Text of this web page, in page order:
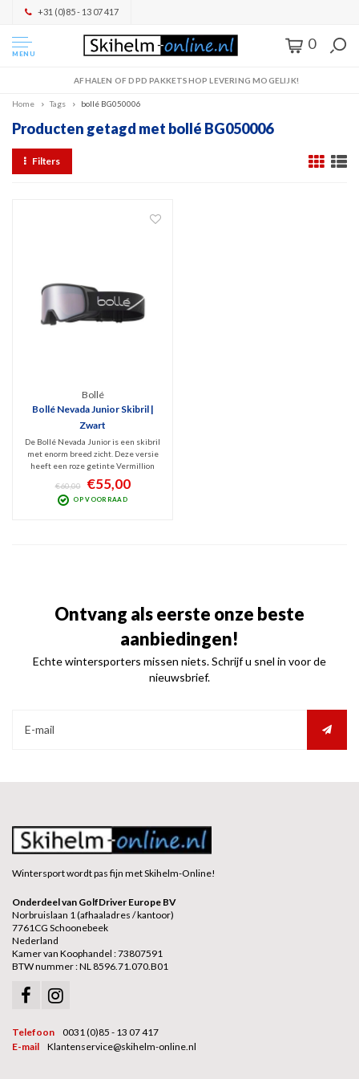
+31 (0)85 - 13 07 417
MENU
0
AFHALEN OF DPD PAKKETSHOP LEVERING MOGELIJK!
Home Tags bollé BG050006
Producten getagd met bollé BG050006
Filters
Bollé
Bollé Nevada Junior Skibril |
Zwart
De Bollé Nevada Junior is een skibril
met enorm breed zicht. Deze versie
heeft een roze getinte Vermillion
Gun lens die optimaal zicht biedt bij
wisselvallig weer (Categorie 2).
Deze kids snow goggles heeft fijne
€60,00 €55,00
OP VOORRAAD
Ontvang als eerste onze beste
aanbiedingen!
Echte wintersporters missen niets. Schrijf u snel in voor de
nieuwsbrief.
Wintersport wordt pas fijn met Skihelm-Online!
Onderdeel van GolfDriver Europe BV
Norbruislaan 1 (afhaaladres / kantoor)
7761CG Schoonebeek
Nederland
Kamer van Koophandel : 73807591
BTW nummer : NL 8596.71.070.B01
Telefoon
0031 (0)85 - 13 07 417
E-mail
Klantenservice@skihelm-online.nl